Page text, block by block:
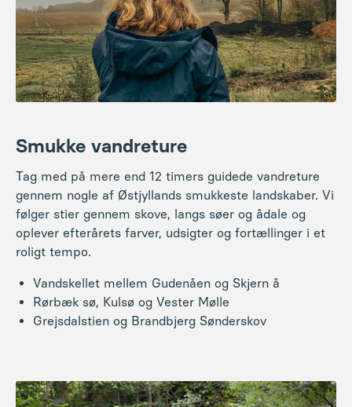
Smukke vandreture
Tag med på mere end 12 timers guidede vandreture
gennem nogle af Østjyllands smukkeste landskaber. Vi
følger stier gennem skove, langs søer og ådale og
oplever efterårets farver, udsigter og fortællinger i et
roligt tempo.
Vandskellet mellem Gudenåen og Skjern å
Rørbæk sø, Kulsø og Vester Mølle
Grejsdalstien og Brandbjerg Sønderskov